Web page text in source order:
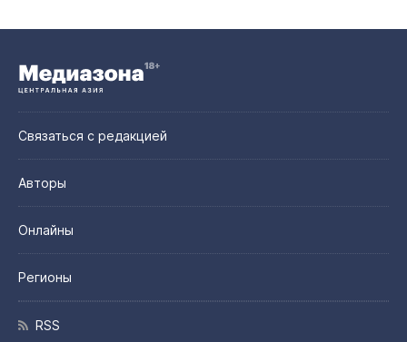
Связаться с редакцией
Авторы
Онлайны
Регионы
RSS